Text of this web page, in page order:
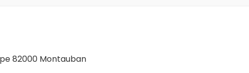
82000 Montauban